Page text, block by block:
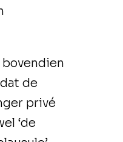
de
privé
‘de